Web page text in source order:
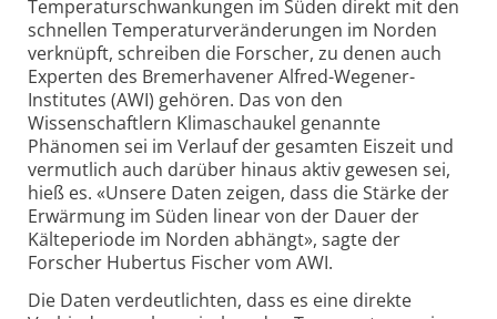
Temperaturschwankungen im Süden direkt mit den
schnellen Temperaturveränderungen im Norden
verknüpft, schreiben die Forscher, zu denen auch
Experten des Bremerhavener Alfred-Wegener-
Institutes (AWI) gehören. Das von den
Wissenschaftlern Klimaschaukel genannte
Phänomen sei im Verlauf der gesamten Eiszeit und
vermutlich auch darüber hinaus aktiv gewesen sei,
hieß es. «Unsere Daten zeigen, dass die Stärke der
Erwärmung im Süden linear von der Dauer der
Kälteperiode im Norden abhängt», sagte der
Forscher Hubertus Fischer vom AWI.
Die Daten verdeutlichten, dass es eine direkte